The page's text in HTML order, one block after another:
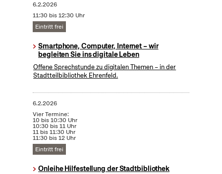
6.2.2026
11:30 bis 12:30 Uhr
Eintritt frei
Smartphone, Computer, Internet – wir
begleiten Sie ins digitale Leben
Offene Sprechstunde zu digitalen Themen – in der
Stadtteilbibliothek Ehrenfeld.
6.2.2026
Vier Termine:
10 bis 10:30 Uhr
10:30 bis 11 Uhr
11 bis 11:30 Uhr
11:30 bis 12 Uhr
Eintritt frei
Onleihe Hilfestellung der Stadtbibliothek